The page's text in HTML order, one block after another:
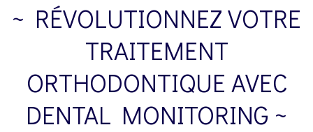
~ RÉVOLUTIONNEZ VOTRE
TRAITEMENT
ORTHODONTIQUE AVEC
DENTAL MONITORING ~